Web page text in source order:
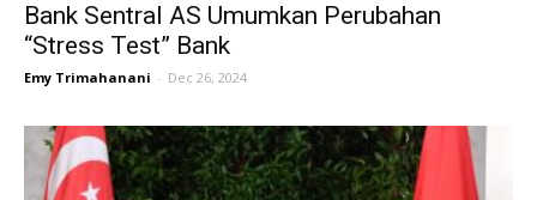
Bank Sentral AS Umumkan Perubahan
“Stress Test” Bank
Emy Trimahanani - Dec 26, 2024